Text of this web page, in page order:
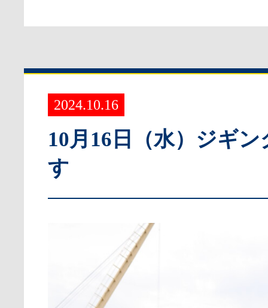
2024.10.16
10月16日（水）ジギ
す